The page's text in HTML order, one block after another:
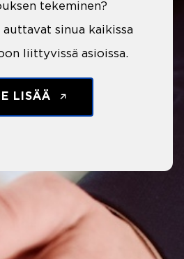
tekeminen?
sinua kaikissa
liittyvissä asioissa.
LISÄÄ